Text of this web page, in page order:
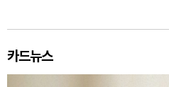
카드뉴스